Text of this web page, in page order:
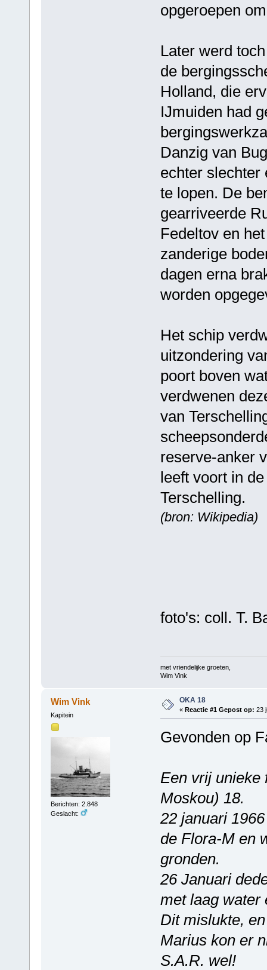
opgeroepen
Later werd
de
Holland, die
IJmuiden had
Danzig van
echter slechter
te lopen. De
gearriveerde
Fedeltov en
zanderige
dagen erna
worden
Het schip
uitzondering
poort boven
verdwenen
van
reserve-anker
leeft voort in
Terschelling.
(bron: Wikipedia)
foto's: coll. T.
met vriendelijke groeten,
Wim Vink
Wim Vink
Kapitein
Berichten: 2.848
Geslacht:
OKA 18
« Reactie #1 Gepost op: 23
Gevonden op
Een vrij unieke
Moskou) 18.
22 januari
de Flora-M en
gronden.
26 Januari
met laag water
Dit mislukte,
Marius kon er
S.A.R. wel!